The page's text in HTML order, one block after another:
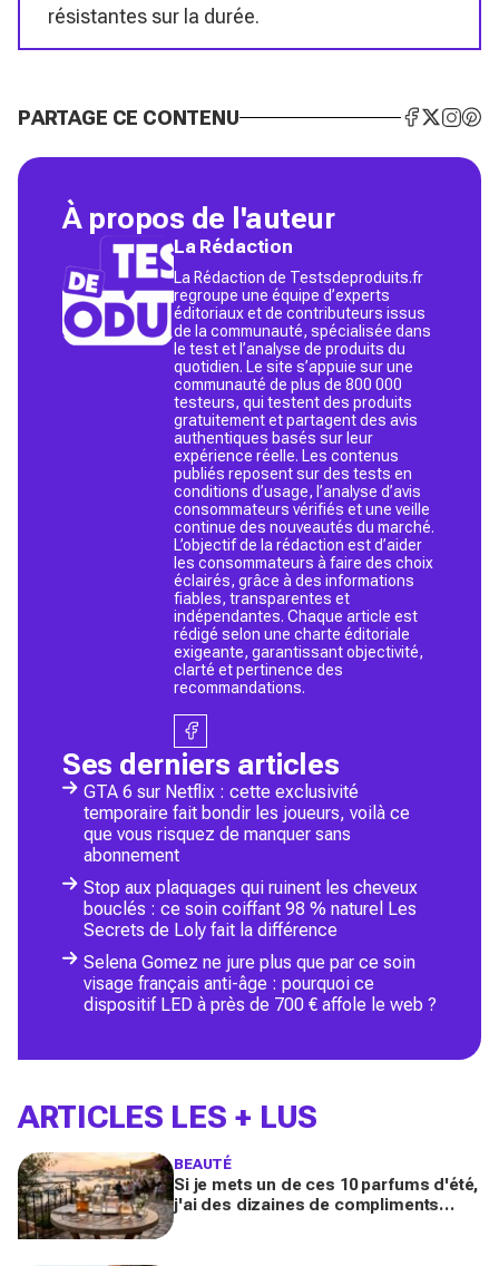
résistantes sur la durée.
PARTAGE CE CONTENU
À propos de l'auteur
La Rédaction
La Rédaction de Testsdeproduits.fr
regroupe une équipe d’experts
éditoriaux et de contributeurs issus
de la communauté, spécialisée dans
le test et l’analyse de produits du
quotidien. Le site s’appuie sur une
communauté de plus de 800 000
testeurs, qui testent des produits
gratuitement et partagent des avis
authentiques basés sur leur
expérience réelle. Les contenus
publiés reposent sur des tests en
conditions d’usage, l’analyse d’avis
consommateurs vérifiés et une veille
continue des nouveautés du marché.
L’objectif de la rédaction est d’aider
les consommateurs à faire des choix
éclairés, grâce à des informations
fiables, transparentes et
indépendantes. Chaque article est
rédigé selon une charte éditoriale
exigeante, garantissant objectivité,
clarté et pertinence des
recommandations.
Ses derniers articles
GTA 6 sur Netflix : cette exclusivité
temporaire fait bondir les joueurs, voilà ce
que vous risquez de manquer sans
abonnement
Stop aux plaquages qui ruinent les cheveux
bouclés : ce soin coiffant 98 % naturel Les
Secrets de Loly fait la différence
Selena Gomez ne jure plus que par ce soin
visage français anti-âge : pourquoi ce
dispositif LED à près de 700 € affole le web ?
ARTICLES LES + LUS
BEAUTÉ
Si je mets un de ces 10 parfums d'été,
j'ai des dizaines de compliments